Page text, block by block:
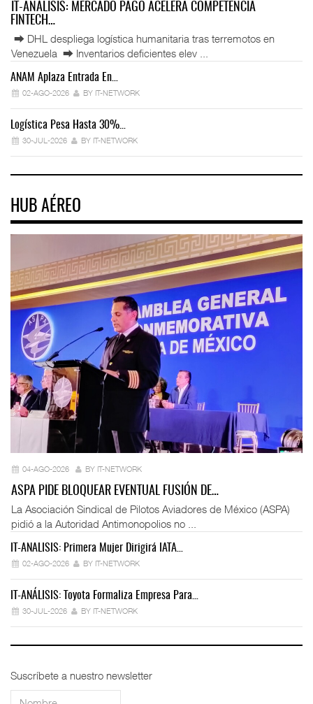
IT-ANÁLISIS: MERCADO PAGO ACELERA COMPETENCIA
FINTECH…
⮕ DHL despliega logística humanitaria tras terremotos en
Venezuela ⮕ Inventarios deficientes elev ...
ANAM Aplaza Entrada En…
02-AGO-2026 BY IT-NETWORK
Logística Pesa Hasta 30%…
30-JUL-2026 BY IT-NETWORK
HUB AÉREO
04-AGO-2026 BY IT-NETWORK
ASPA PIDE BLOQUEAR EVENTUAL FUSIÓN DE…
La Asociación Sindical de Pilotos Aviadores de México (ASPA)
pidió a la Autoridad Antimonopolios no ...
IT-ANÁLISIS: Primera Mujer Dirigirá IATA…
02-AGO-2026 BY IT-NETWORK
IT-ANÁLISIS: Toyota Formaliza Empresa Para…
30-JUL-2026 BY IT-NETWORK
Suscríbete a nuestro newsletter